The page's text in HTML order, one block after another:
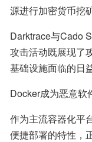
源进行加密货币挖
Darktrace与Cado
攻击活动既展现了
基础设施面临的日
Docker成为恶意软
作为主流容器化平
便捷部署的特性，